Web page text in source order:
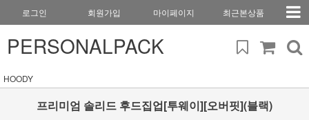
로그인 회원가입 마이페이지 최근본상품
PERSONALPACK
HOODY
프리미엄 솔리드 후드집업[투웨이][오버핏](블랙)